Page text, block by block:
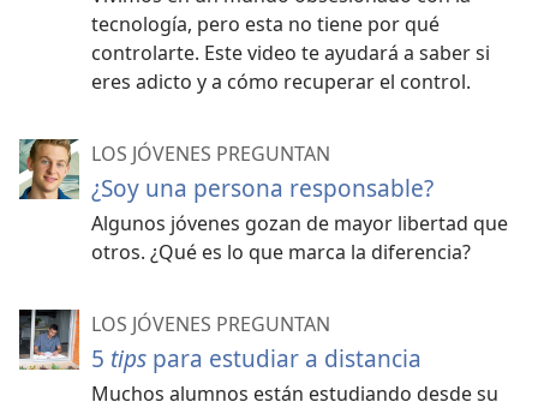
tecnología, pero esta no tiene por qué
controlarte. Este video te ayudará a saber si
eres adicto y a cómo recuperar el control.
LOS JÓVENES PREGUNTAN
¿Soy una persona responsable?
Algunos jóvenes gozan de mayor libertad que
otros. ¿Qué es lo que marca la diferencia?
LOS JÓVENES PREGUNTAN
5 tips para estudiar a distancia
Muchos alumnos están estudiando desde su